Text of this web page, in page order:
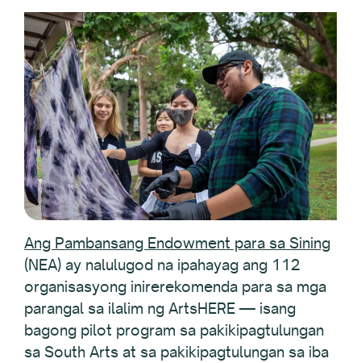
Ang Pambansang Endowment para sa Sining
(NEA) ay nalulugod na ipahayag ang 112
organisasyong inirerekomenda para sa mga
parangal sa ilalim ng ArtsHERE — isang
bagong pilot program sa pakikipagtulungan
sa South Arts at sa pakikipagtulungan sa iba